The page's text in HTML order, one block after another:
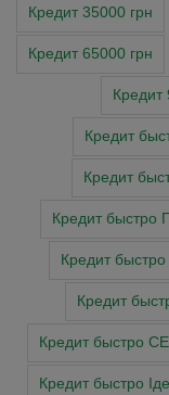
Кредит 35000 грн
Кредит 65000 грн
Кредит
Кредит
Кредит
Кредит быстро
Кредит
Кредит
Кредит быстро
Кредит быстро